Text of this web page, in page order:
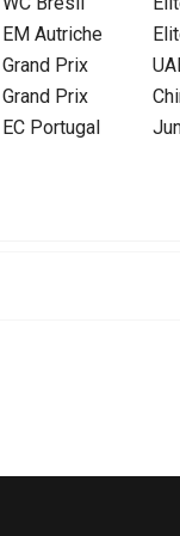
EM Autriche
Grand Prix
Grand Prix
EC Portugal